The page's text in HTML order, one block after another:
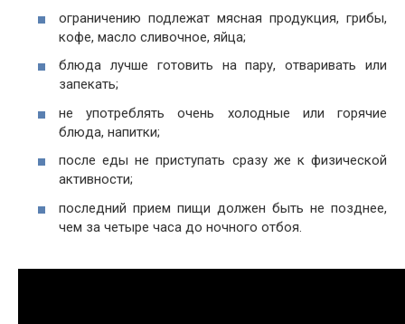
ограничению подлежат мясная продукция, грибы,
кофе, масло сливочное, яйца;
блюда лучше готовить на пару, отваривать или
запекать;
не употреблять очень холодные или горячие
блюда, напитки;
после еды не приступать сразу же к физической
активности;
последний прием пищи должен быть не позднее,
чем за четыре часа до ночного отбоя.